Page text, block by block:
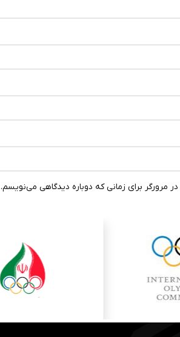
مرورگر برای زمانی که دوباره دیدگاهی می‌نویسم.